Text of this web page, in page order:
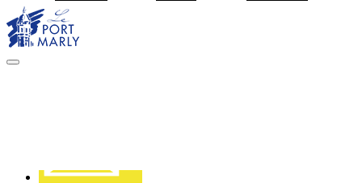
MENU